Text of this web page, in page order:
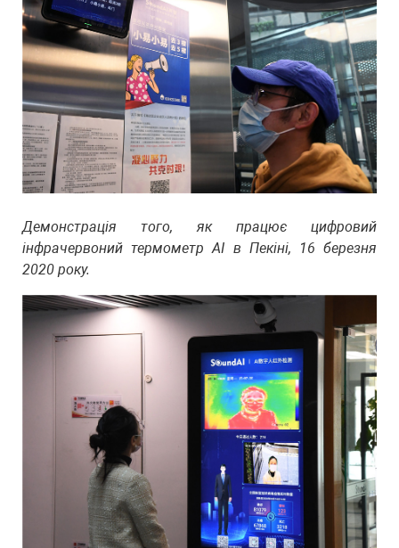
Демонстрація того, як працює цифровий
інфрачервоний термометр AI в Пекіні, 16 березня
2020 року.